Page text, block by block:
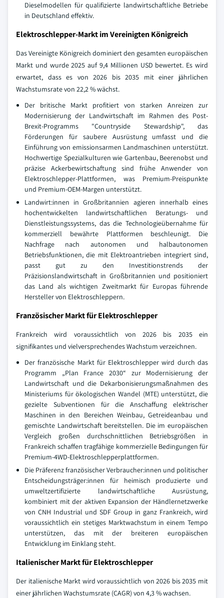
Dieselmodellen für qualifizierte landwirtschaftliche Betriebe
in Deutschland effektiv.
Elektroschlepper-Markt im Vereinigten Königreich
Das Vereinigte Königreich dominiert den gesamten europäischen
Markt und wurde 2025 auf 9,4 Millionen USD bewertet. Es wird
erwartet, dass es von 2026 bis 2035 mit einer jährlichen
Wachstumsrate von 22,2 % wächst.
Der britische Markt profitiert von starken Anreizen zur
Modernisierung der Landwirtschaft im Rahmen des Post-
Brexit-Programms "Countryside Stewardship", das
Förderungen für saubere Ausrüstung umfasst und die
Einführung von emissionsarmen Landmaschinen unterstützt.
Hochwertige Spezialkulturen wie Gartenbau, Beerenobst und
präzise Ackerbewirtschaftung sind frühe Anwender von
Elektroschlepper-Plattformen, was Premium-Preispunkte
und Premium-OEM-Margen unterstützt.
Landwirt:innen in Großbritannien agieren innerhalb eines
hochentwickelten landwirtschaftlichen Beratungs- und
Dienstleistungssystems, das die Technologieübernahme für
kommerziell bewährte Plattformen beschleunigt. Die
Nachfrage nach autonomen und halbautonomen
Betriebsfunktionen, die mit Elektroantrieben integriert sind,
passt gut zu den Investitionstrends der
Präzisionslandwirtschaft in Großbritannien und positioniert
das Land als wichtigen Zweitmarkt für Europas führende
Hersteller von Elektroschleppern.
Französischer Markt für Elektroschlepper
Frankreich wird voraussichtlich von 2026 bis 2035 ein
signifikantes und vielversprechendes Wachstum verzeichnen.
Der französische Markt für Elektroschlepper wird durch das
Programm „Plan France 2030“ zur Modernisierung der
Landwirtschaft und die Dekarbonisierungsmaßnahmen des
Ministeriums für ökologischen Wandel (MTE) unterstützt, die
gezielte Subventionen für die Anschaffung elektrischer
Maschinen in den Bereichen Weinbau, Getreideanbau und
gemischte Landwirtschaft bereitstellen. Die im europäischen
Vergleich großen durchschnittlichen Betriebsgrößen in
Frankreich schaffen tragfähige kommerzielle Bedingungen für
Premium-4WD-Elektroschlepperplattformen.
Die Präferenz französischer Verbraucher:innen und politischer
Entscheidungsträger:innen für heimisch produzierte und
umweltzertifizierte landwirtschaftliche Ausrüstung,
kombiniert mit der aktiven Expansion der Händlernetzwerke
von CNH Industrial und SDF Group in ganz Frankreich, wird
voraussichtlich ein stetiges Marktwachstum in einem Tempo
unterstützen, das mit der breiteren europäischen
Entwicklung im Einklang steht.
Italienischer Markt für Elektroschlepper
Der italienische Markt wird voraussichtlich von 2026 bis 2035 mit
einer jährlichen Wachstumsrate (CAGR) von 4,3 % wachsen.